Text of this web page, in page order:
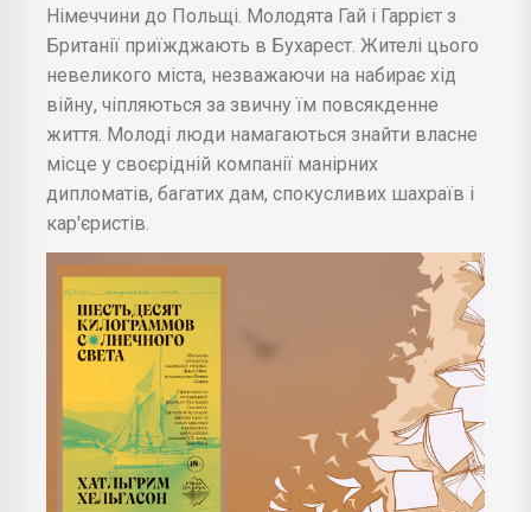
Німеччини до Польщі. Молодята Гай і Гаррієт з
Британії приїжджають в Бухарест. Жителі цього
невеликого міста, незважаючи на набирає хід
війну, чіпляються за звичну їм повсякденне
життя. Молоді люди намагаються знайти власне
місце у своєрідній компанії манірних
дипломатів, багатих дам, спокусливих шахраїв і
кар'єристів.